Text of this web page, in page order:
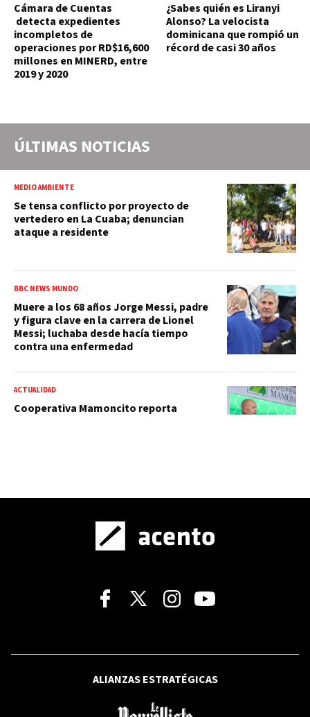
Cámara de Cuentas
detecta expedientes
incompletos de
operaciones por RD$16,600
millones en MINERD, entre
2019 y 2020
¿Sabes quién es Liranyi
Alonso? La velocista
dominicana que rompió un
récord de casi 30 años
ÚLTIMAS NOTICIAS
MEDIO AMBIENTE
Se tensa conflicto por proyecto de
vertedero en La Cuaba; denuncian
ataque a residente
BBC NEWS MUNDO
Muere a los 68 años Jorge Messi, padre
y figura clave en la carrera de Lionel
Messi; luchaba desde hacía tiempo
contra una enfermedad
ACTUALIDAD
Cooperativa Mamoncito reporta
Meta y TikTok reforzar la verificación
Así quedó el medallero: RD escala al
Familias de víctimas del Jet Set
ALIANZAS ESTRATÉGICAS